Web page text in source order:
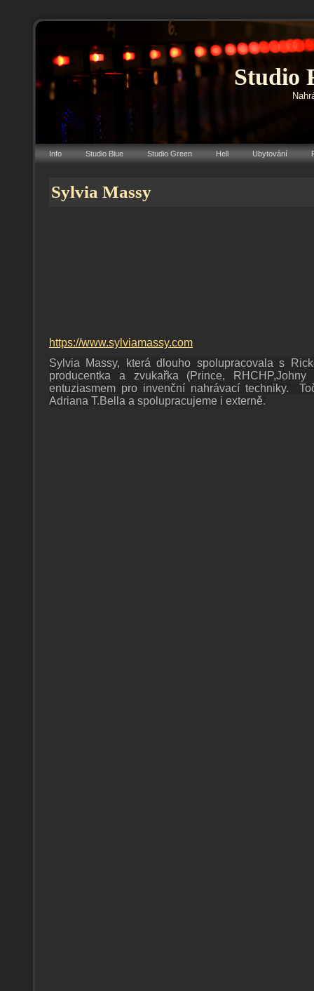
Studio
Info Studio Blue Studio Green Hell Ubytování
Sylvia Massy
https://www.sylviamassy.com
Sylvia Massy, která dlouho spolupracovala s
producentka a zvukařka (Prince,
entuziasmem pro invenční nahrávací techniky.
Adriana T.Bella a spolupracujeme i externě.